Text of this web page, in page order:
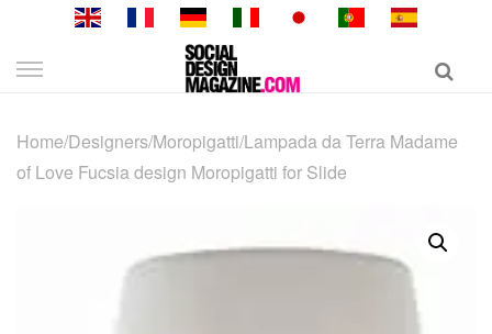
Skip
Home/Designers/Moropigatti/Lampada da Terra Madame
of Love Fucsia design Moropigatti for Slide